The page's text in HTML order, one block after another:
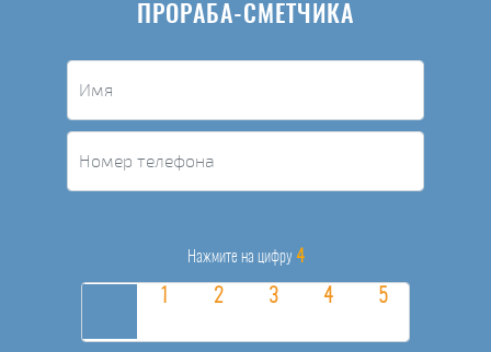
ПРОРАБА-СМЕТЧИКА
Нажмите на цифру 4